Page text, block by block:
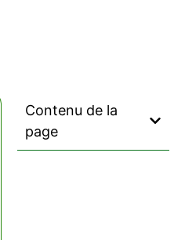
Contenu de la
page